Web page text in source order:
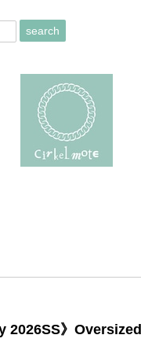
search
2026SS》